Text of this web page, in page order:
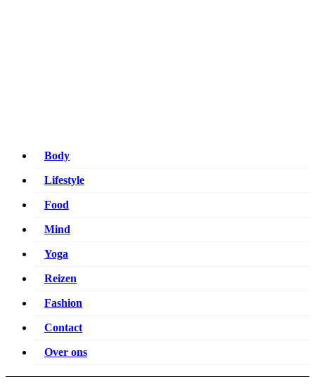
Voor een stralende lach en een fit gevoel!
Body
Lifestyle
Food
Mind
Yoga
Reizen
Fashion
Contact
Over ons